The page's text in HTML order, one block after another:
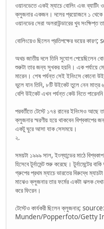
ওয়ানডেতে একই ম্যাচে বোলিং এবং ব্যাটিং
ক্লুজনার একজন। দলের প্রয়োজনে ১ থেকে
ওয়ানডের সেরা অলরাউন্ডারের খুব সংক্ষিপ্ত
বোলিংয়েও ছিলেন প্রতিপক্ষের ভয়ের
অথচ জাতীয় দলে তিনি সুযোগ পেয়েছিলেন
শুরুটা তার জন্য সুখকর হয়নি। এক পর্যায়ে
মারেন। শেষ পর্যন্ত সেই ইনিংসে কোনো
ভুলে যান তিনি, ৮টি উইকেট তুলে নেন মাত্র
বেশি উইকেট এখন পর্যন্ত কেউ নিতে
পরবর্তীতে টেস্টে ১৭৪ রানের ইনিংসও আছে
ক্লুজনার স্মরণীয় হয়ে থাকবেন বিশ্বকাপের
একটু ঘুরে আসা যাক সেসময়ে।
২.
সময়টা ১৯৯৯ সাল, ইংল্যান্ডের মাঠে
হিসেবে টুর্নামেন্ট শুরু করেছে। টুর্নামেন্টের
গ্রুপের প্রথম ম্যাচে ভারতের বিরুদ্ধে
মাঝেও ক্লুজনার তার ফর্মের একটা ঝলক
করে ফিরেন।
টেস্টেও কার্যকরী ছিলেন ক্লুজনার;
Munden/Popperfoto/Getty